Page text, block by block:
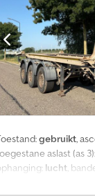
gebruikt,
aslast (as 3):
lucht,
= -